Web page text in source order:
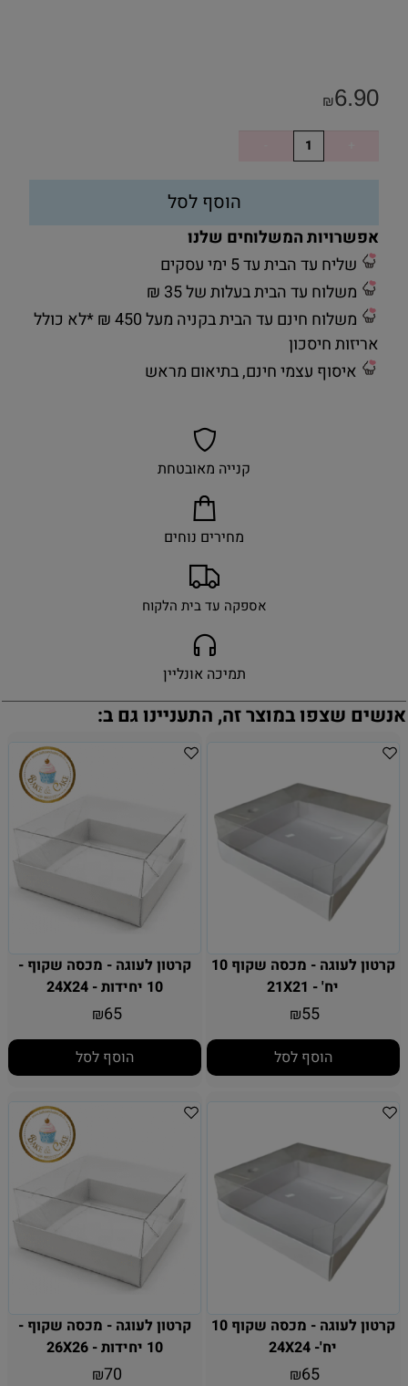
₪6.90
הוסף לסל
אפשרויות המשלוחים שלנו
שליח עד הבית עד 5 ימי עסקים
משלוח עד הבית בעלות של 35 ₪
משלוח חינם עד הבית בקניה מעל 450 ₪ *לא כולל
אריזות חיסכון
איסוף עצמי חינם, בתיאום מראש
קנייה מאובטחת
מחירים נוחים
אספקה עד בית הלקוח
תמיכה אונליין
אנשים שצפו במוצר זה, התעניינו גם ב:
קרטון לעוגה - מכסה שקוף 10
יח' - 21X21
₪55
הוסף לסל
קרטון לעוגה - מכסה שקוף -
10 יחידות - 24X24
₪65
הוסף לסל
קרטון לעוגה - מכסה שקוף 10
יח'- 24X24
₪65
קרטון לעוגה - מכסה שקוף -
10 יחידות - 26X26
₪70